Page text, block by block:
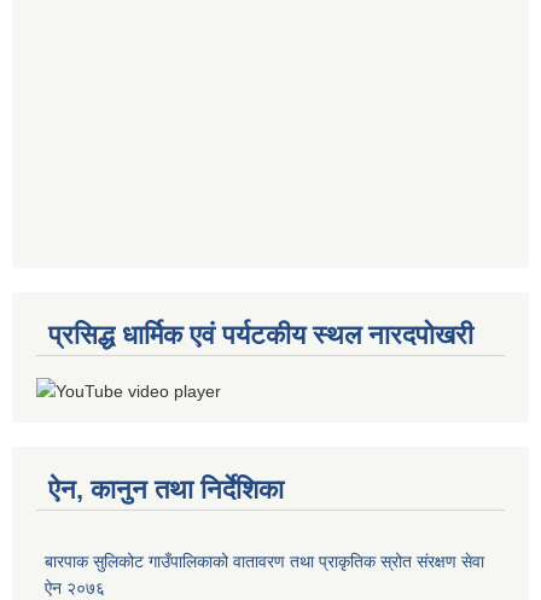
प्रसिद्ध धार्मिक एवं पर्यटकीय स्थल नारदपोखरी
ऐन, कानुन तथा निर्देशिका
बारपाक सुलिकोट गाउँपालिकाको वातावरण तथा प्राकृतिक स्रोत संरक्षण सेवा
ऐन २०७६